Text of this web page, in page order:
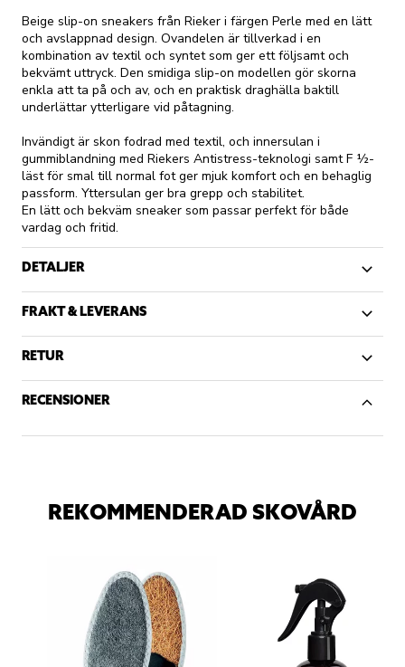
Beige slip-on sneakers från Rieker i färgen Perle med en lätt
och avslappnad design. Ovandelen är tillverkad i en
kombination av textil och syntet som ger ett följsamt och
bekvämt uttryck. Den smidiga slip-on modellen gör skorna
enkla att ta på och av, och en praktisk draghälla baktill
underlättar ytterligare vid påtagning.
Invändigt är skon fodrad med textil, och innersulan i
gummiblandning med Riekers Antistress-teknologi samt F ½-
läst för smal till normal fot ger mjuk komfort och en behaglig
passform. Yttersulan ger bra grepp och stabilitet.
En lätt och bekväm sneaker som passar perfekt för både
vardag och fritid.
DETALJER
FRAKT & LEVERANS
RETUR
RECENSIONER
REKOMMENDERAD SKOVÅRD